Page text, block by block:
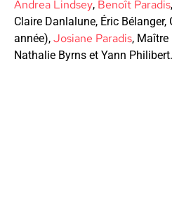
Andrea Lindsey, Benoît Paradis,
Claire Danlalune, Éric Bélanger,
année), Josiane Paradis, Maître
Nathalie Byrns et Yann Philibert.